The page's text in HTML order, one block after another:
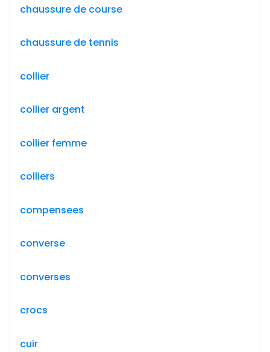
chaussure de course
chaussure de tennis
collier
collier argent
collier femme
colliers
compensees
converse
converses
crocs
cuir